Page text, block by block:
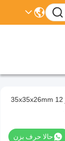
موتور پله ای هیبریدی دو فاز 35x35x26mm 12
حالا حرف بزن